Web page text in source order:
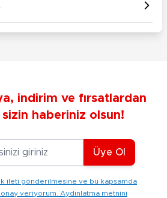
indirim ve fırsatlardan
haberiniz olsun!
E-posta Adresiniz
Üye Ol
ileti gönderilmesine ve bu kapsamda
veriyorum. Aydınlatma metnini